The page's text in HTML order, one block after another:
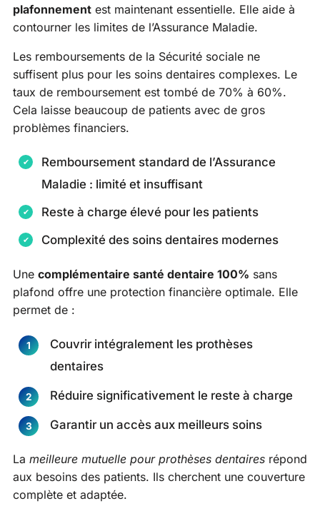
plafonnement est maintenant essentielle. Elle aide à
contourner les limites de l’Assurance Maladie.
Les remboursements de la Sécurité sociale ne
suffisent plus pour les soins dentaires complexes. Le
taux de remboursement est tombé de 70% à 60%.
Cela laisse beaucoup de patients avec de gros
problèmes financiers.
Remboursement standard de l’Assurance
Maladie : limité et insuffisant
Reste à charge élevé pour les patients
Complexité des soins dentaires modernes
Une complémentaire santé dentaire 100% sans
plafond offre une protection financière optimale. Elle
permet de :
Couvrir intégralement les prothèses
dentaires
Réduire significativement le reste à charge
Garantir un accès aux meilleurs soins
La meilleure mutuelle pour prothèses dentaires répond
aux besoins des patients. Ils cherchent une couverture
complète et adaptée.